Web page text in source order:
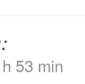
53 min